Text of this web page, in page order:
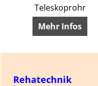
Teleskoprohr
Mehr Infos
Rehatechnik